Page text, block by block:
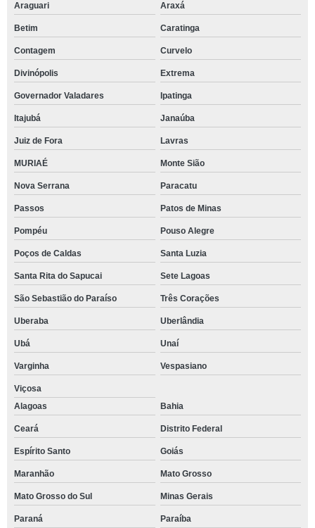
Araguari Araxá
Betim Caratinga
Contagem Curvelo
Divinópolis Extrema
Governador Valadares Ipatinga
Itajubá Janaúba
Juiz de Fora Lavras
MURIAÉ Monte Sião
Nova Serrana Paracatu
Passos Patos de Minas
Pompéu Pouso Alegre
Poços de Caldas Santa Luzia
Santa Rita do Sapucai Sete Lagoas
São Sebastião do Paraíso Três Corações
Uberaba Uberlândia
Ubá Unaí
Varginha Vespasiano
Viçosa
Alagoas
Bahia
Ceará Distrito Federal
Espírito Santo Goiás
Maranhão Mato Grosso
Mato Grosso do Sul Minas Gerais
Paraná Paraíba